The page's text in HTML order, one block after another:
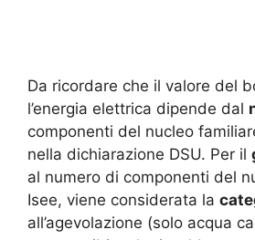
Da ricordare che il valore del
l’energia elettrica dipende dal
componenti del nucleo
nella dichiarazione DSU. Per il
al numero di componenti del
Isee, viene considerata la
all’agevolazione (solo acqua